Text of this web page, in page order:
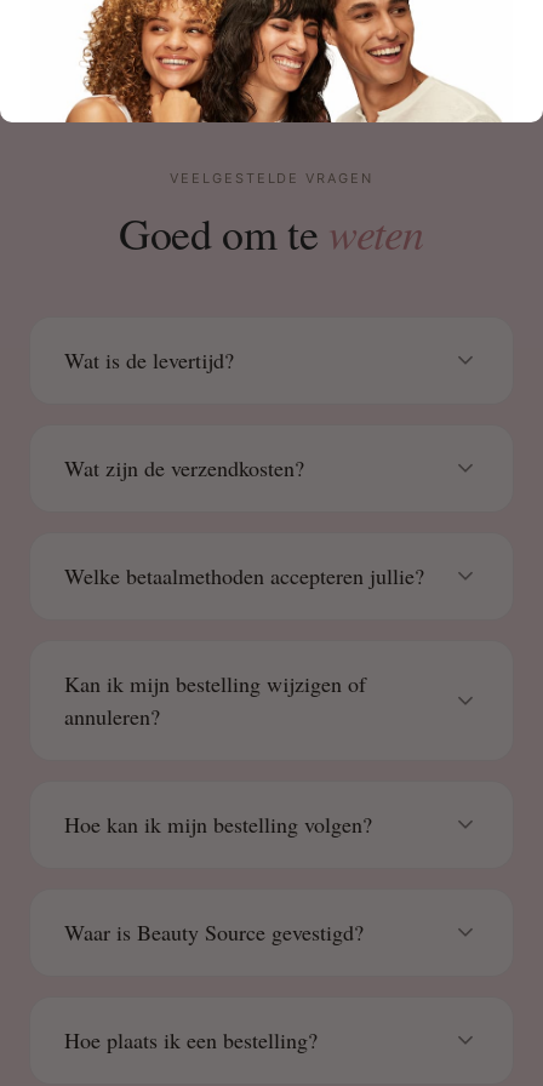
VEELGESTELDE VRAGEN
Goed om te weten
Wat is de levertijd?
Wat zijn de verzendkosten?
Welke betaalmethoden accepteren jullie?
Kan ik mijn bestelling wijzigen of
annuleren?
Hoe kan ik mijn bestelling volgen?
Waar is Beauty Source gevestigd?
Hoe plaats ik een bestelling?